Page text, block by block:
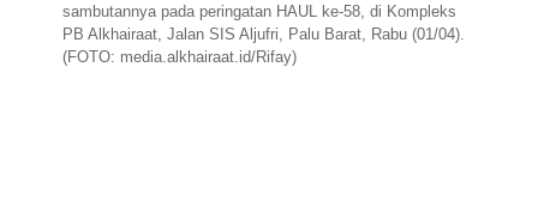
sambutannya pada peringatan HAUL ke-58, di Kompleks
PB Alkhairaat, Jalan SIS Aljufri, Palu Barat, Rabu (01/04).
(FOTO: media.alkhairaat.id/Rifay)